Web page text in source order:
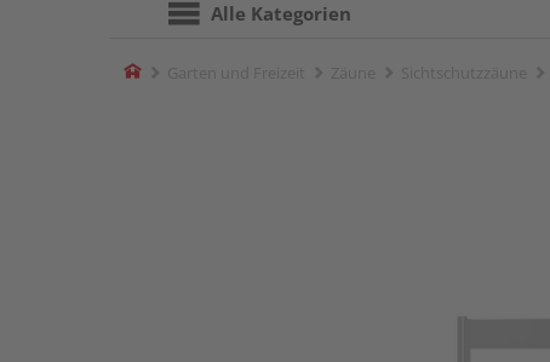
Alle Kategorien
Home